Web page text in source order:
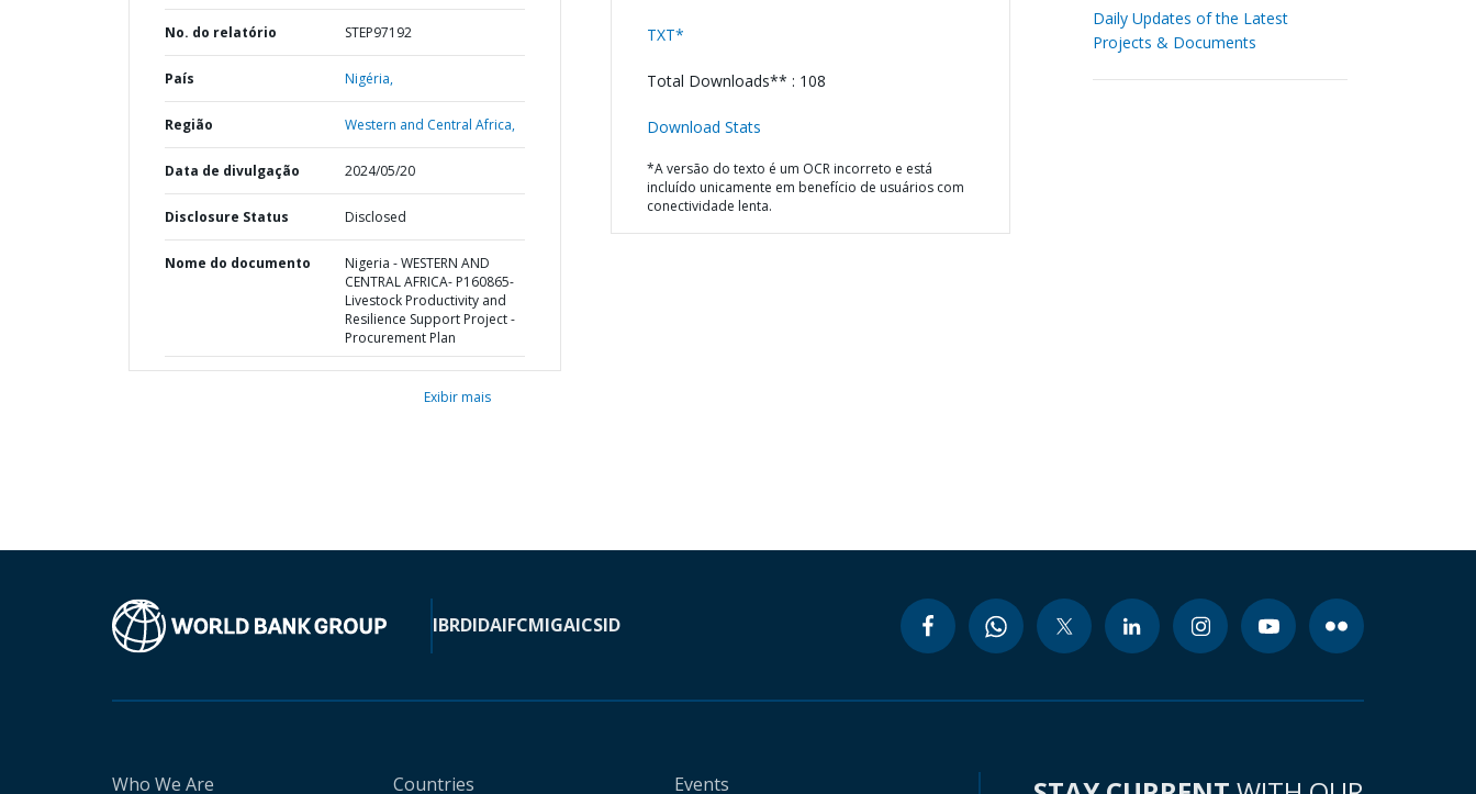
No. do relatório STEP97192
País Nigéria,
Região Western and Central Africa,
Data de divulgação 2024/05/20
Disclosure Status Disclosed
Nome do documento
Nigeria - WESTERN AND
CENTRAL AFRICA- P160865-
Livestock Productivity and
Resilience Support Project -
Procurement Plan
Exibir mais
TXT*
Total Downloads** : 108
Download Stats
*A versão do texto é um OCR incorreto e está
incluído unicamente em benefício de usuários com
conectividade lenta.
Daily Updates of the Latest
Projects & Documents
IBRDIDAIFCMIGAICSID
Who We Are Countries Events